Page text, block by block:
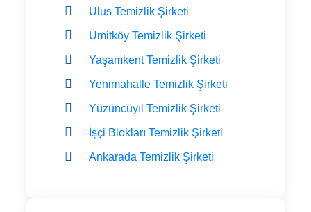
Ulus Temizlik Şirketi
Ümitköy Temizlik Şirketi
Yaşamkent Temizlik Şirketi
Yenimahalle Temizlik Şirketi
Yüzüncüyıl Temizlik Şirketi
İşçi Blokları Temizlik Şirketi
Ankarada Temizlik Şirketi